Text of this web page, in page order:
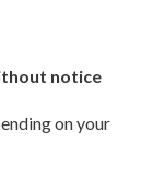
notice
on your